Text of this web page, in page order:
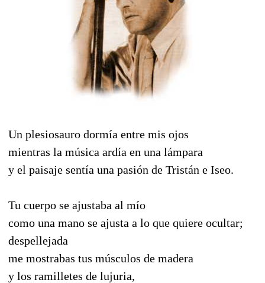
Un plesiosauro dormía entre mis ojos
mientras la música ardía en una lámpara
y el paisaje sentía una pasión de Tristán e Iseo.
Tu cuerpo se ajustaba al mío
como una mano se ajusta a lo que quiere ocultar;
despellejada
me mostrabas tus músculos de madera
y los ramilletes de lujuria,